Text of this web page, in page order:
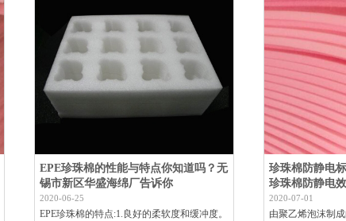
EPE珍珠棉的性能与特点你知道吗？无
锡市新区华盛海绵厂告诉你
2020-06-25
EPE珍珠棉的特点:1.良好的柔软度和缓冲度。
珍珠棉防静电
珍珠棉防静电
2020-07-01
由聚乙烯泡沫制